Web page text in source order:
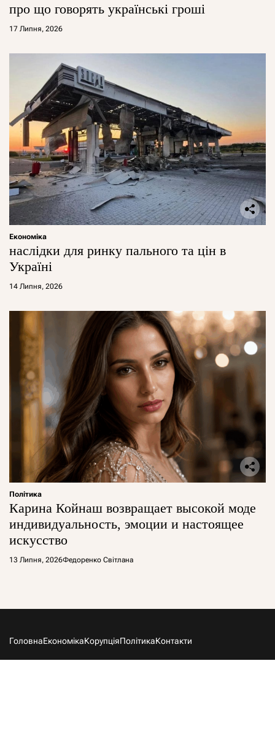
про що говорять українські гроші
17 Липня, 2026
Економіка
наслідки для ринку пального та цін в
Україні
14 Липня, 2026
Політика
Карина Койнаш возвращает высокой моде
индивидуальность, эмоции и настоящее
искусство
13 Липня, 2026Федоренко Світлана
ГоловнаЕкономікаКорупціяПолітикаКонтакти